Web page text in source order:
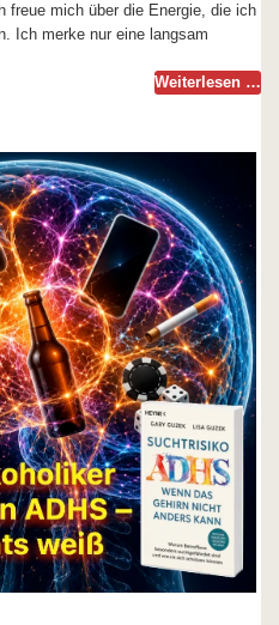
freue mich über die Energie, die ich
Ich merke nur eine langsam
Weiterlesen …